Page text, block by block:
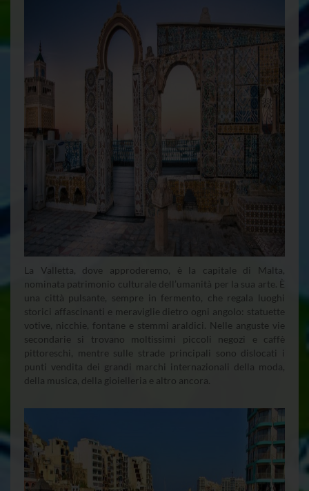
La Valletta, dove approderemo, è la capitale di Malta,
nominata patrimonio culturale dell’umanità per la sua arte. È
una città pulsante, sempre in fermento, che regala luoghi
storici affascinanti e meraviglie dietro ogni angolo: statuette
votive, nicchie, fontane e stemmi araldici. Nelle anguste vie
secondarie si trovano moltissimi piccoli negozi e caffè
pittoreschi, mentre sulle strade principali sono dislocati i
punti vendita dei grandi marchi internazionali della moda,
della musica, della gioielleria e altro ancora.